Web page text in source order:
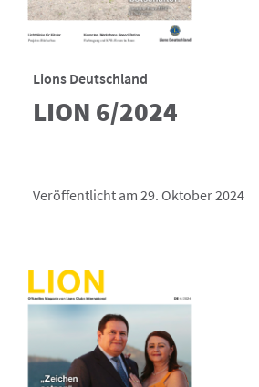
Lions Deutschland
LION 6/2024
Veröffentlicht am 29. Oktober 2024